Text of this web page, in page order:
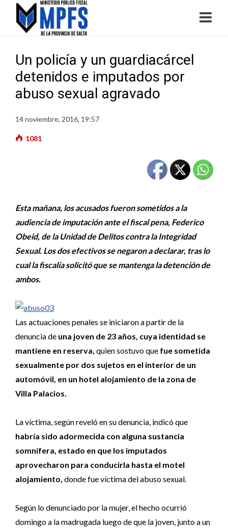
Un policía y un guardiacárcel
detenidos e imputados por
abuso sexual agravado
14 noviembre, 2016, 19:57
1081
Esta mañana, los acusados fueron sometidos a la
audiencia de imputación ante el fiscal pena, Federico
Obeid, de la Unidad de Delitos contra la Integridad
Sexual. Los dos efectivos se negaron a declarar, tras lo
cual la fiscalía solicitó que se mantenga la detención de
ambos.
Las actuaciones penales se iniciaron a partir de la
denuncia de una joven de 23 años, cuya identidad se
mantiene en reserva, quien sostuvo que fue sometida
sexualmente por dos sujetos en el interior de un
automóvil, en un hotel alojamiento de la zona de
Villa Palacios.
La víctima, según reveló en su denuncia, indicó que
habría sido adormecida con alguna sustancia
somnífera, estado en que los imputados
aprovecharon para conducirla hasta el motel
alojamiento, donde fue víctima del abuso sexual.
Según lo denunciado por la mujer, el hecho ocurrió
domingo a la madrugada luego de que la joven, junto a un